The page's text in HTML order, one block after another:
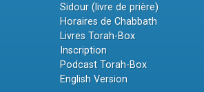
Sidour (livre de prière)
Horaires de Chabbath
Livres Torah-Box
Inscription
Podcast Torah-Box
English Version